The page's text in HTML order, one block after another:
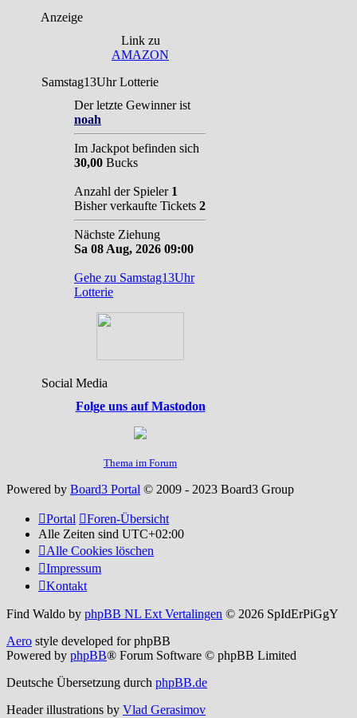
Anzeige
Link zu
AMAZON
Samstag13Uhr Lotterie
Der letzte Gewinner ist
noah
Im Jackpot befinden sich
30,00 Bucks
Anzahl der Spieler 1
Bisher verkaufte Tickets 2
Nächste Ziehung
Sa 08 Aug, 2026 09:00
Gehe zu Samstag13Uhr
Lotterie
Social Media
Folge uns auf Mastodon
Thema im Forum
Powered by Board3 Portal © 2009 - 2023 Board3 Group
Portal
Foren-Übersicht
Alle Zeiten sind UTC+02:00
Alle Cookies löschen
Impressum
Kontakt
Find Waldo by phpBB NL Ext Vertalingen © 2026 SpIdErPiGgY
Aero style developed for phpBB
Powered by phpBB® Forum Software © phpBB Limited
Deutsche Übersetzung durch phpBB.de
Header illustrations by Vlad Gerasimov